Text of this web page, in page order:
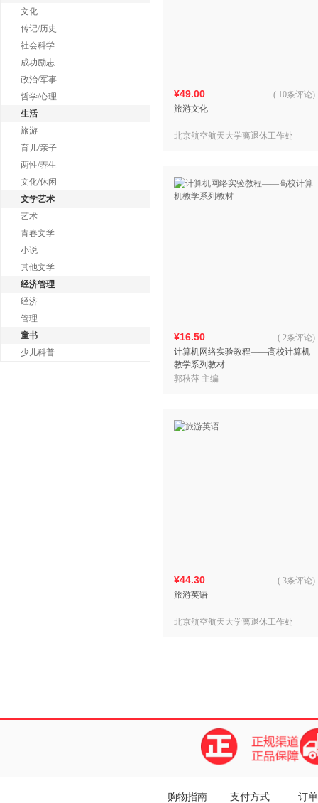
文化
传记/历史
社会科学
成功励志
政治/军事
哲学/心理
生活
旅游
育儿/亲子
两性/养生
文化/休闲
文学艺术
艺术
青春文学
小说
其他文学
经济管理
经济
管理
童书
少儿科普
¥49.00
旅游文化
( 10条评论)
北京航空航天大学离退休工作处
¥16.50
计算机网络实验教程——高校计算机
教学系列教材
( 2条评论)
郭秋萍 主编
¥44.30
旅游英语
( 3条评论)
北京航空航天大学离退休工作处
购物指南 支付方式 订